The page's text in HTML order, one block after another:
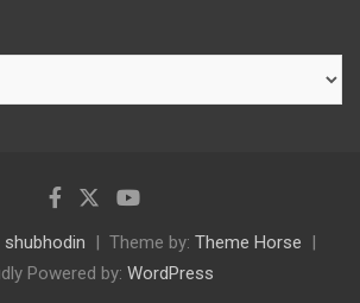
shubhodin Theme by: Theme Horse
Powered by: WordPress